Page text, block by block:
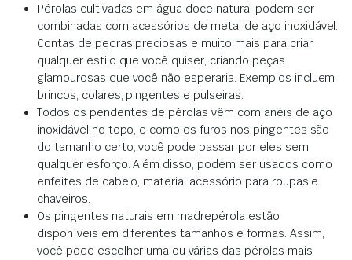
Pérolas cultivadas em água doce natural podem ser
combinadas com acessórios de metal de aço inoxidável.
Contas de pedras preciosas e muito mais para criar
qualquer estilo que você quiser, criando peças
glamourosas que você não esperaria. Exemplos incluem
brincos, colares, pingentes e pulseiras.
Todos os pendentes de pérolas vêm com anéis de aço
inoxidável no topo, e como os furos nos pingentes são
do tamanho certo, você pode passar por eles sem
qualquer esforço. Além disso, podem ser usados como
enfeites de cabelo, material acessório para roupas e
chaveiros.
Os pingentes naturais em madrepérola estão
disponíveis em diferentes tamanhos e formas. Assim,
você pode escolher uma ou várias das pérolas mais